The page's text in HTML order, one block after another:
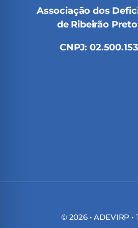
Associação dos
de Ribeirão
CNPJ:
© 2026 • ADEVIRP